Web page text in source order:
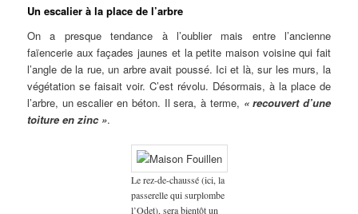
Un escalier à la place de l’arbre
On a presque tendance à l’oublier mais entre l’ancienne
faïencerie aux façades jaunes et la petite maison voisine qui fait
l’angle de la rue, un arbre avait poussé. Ici et là, sur les murs, la
végétation se faisait voir. C’est révolu. Désormais, à la place de
l’arbre, un escalier en béton. Il sera, à terme, « recouvert d’une
toiture en zinc ».
Le rez-de-chaussé (ici, la
passerelle qui surplombe
l’Odet), sera bientôt un